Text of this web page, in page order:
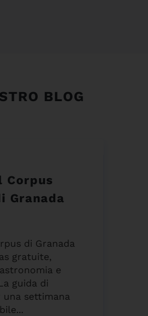
BLOG
Corpus
Granada
di Granada
gratuite,
e
guida di
una settimana